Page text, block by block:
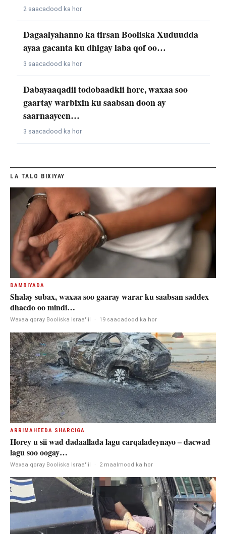
2 saacadood ka hor
Dagaalyahanno ka tirsan Booliska Xuduudda
ayaa gacanta ku dhigay laba qof oo…
3 saacadood ka hor
Dabayaaqadii todobaadkii hore, waxaa soo
gaartay warbixin ku saabsan doon ay
saarnaayeen…
3 saacadood ka hor
LA TALO BIXIYAY
DAMBIYADA
Shalay subax, waxaa soo gaaray warar ku saabsan saddex
dhacdo oo mindi…
Waxaa qoray Booliska Israa'iil · 19 saacadood ka hor
ARRIMAHEEDA SHARCIGA
Horey u sii wad dadaallada lagu carqaladeynayo – dacwad
lagu soo oogay…
Waxaa qoray Booliska Israa'iil · 2 maalmood ka hor